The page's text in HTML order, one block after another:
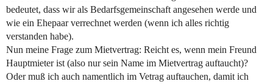
bedeutet, dass wir als Bedarfsgemeinschaft angesehen werde und
wie ein Ehepaar verrechnet werden (wenn ich alles richtig
verstanden habe).
Nun meine Frage zum Mietvertrag: Reicht es, wenn mein Freund
Hauptmieter ist (also nur sein Name im Mietvertrag auftaucht)?
Oder muß ich auch namentlich im Vetrag auftauchen, damit ich